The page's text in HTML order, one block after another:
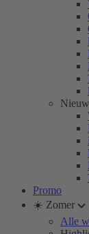
Nieuw
Promo
☀️ Zomer
Alle